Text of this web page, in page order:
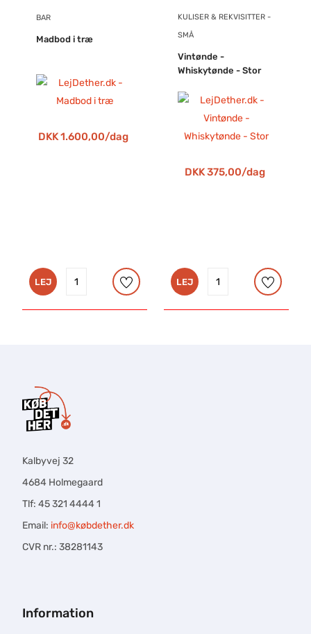
dansere der danser can can og meget mere.
BAR
Madbod i træ
DKK 1.600,00/dag
LEJ
KULISER & REKVISITTER -
SMÅ
Vintønde -
Whiskytønde - Stor
DKK 375,00/dag
LEJ
Kalbyvej 32
4684 Holmegaard
Tlf: 45 321 4444 1
Email: info@købdether.dk
CVR nr.: 38281143
Information